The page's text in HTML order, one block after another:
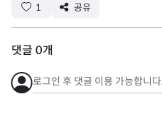
1 공유
댓글 0개
로그인 후 댓글 이용 가능합니다.